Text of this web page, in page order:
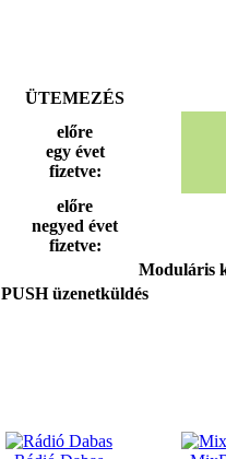
ÜTEMEZÉS
előre
egy évet
fizetve:
előre
negyed évet
fizetve:
Moduláris
PUSH üzenetküldés